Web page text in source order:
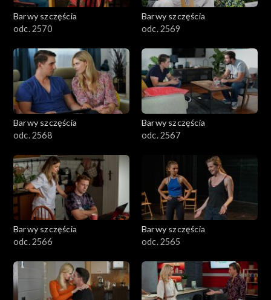
Barwy szczęścia
odc. 2570
Barwy szczęścia
odc. 2569
Barwy szczęścia
odc. 2568
Barwy szczęścia
odc. 2567
Barwy szczęścia
odc. 2566
Barwy szczęścia
odc. 2565